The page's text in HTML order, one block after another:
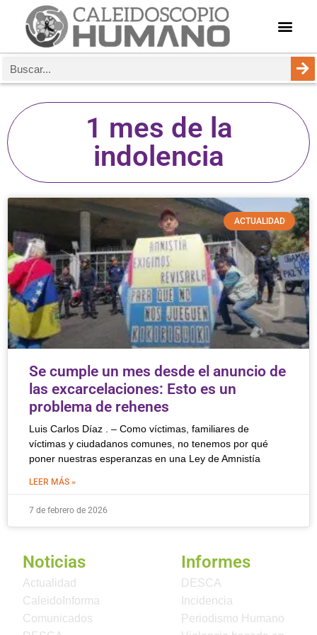
1 mes de la
indolencia
ACTUALIDAD
Se cumple un mes desde el anuncio de
las excarcelaciones: Esto es un
problema de rehenes
Luis Carlos Díaz . – Como víctimas, familiares de
víctimas y ciudadanos comunes, no tenemos por qué
poner nuestras esperanzas en una Ley de Amnistía
LEER MÁS »
7 de febrero de 2026
Noticias
Actualidad
CaleidoInforma
Comunicados
Informes
DESCA
Incidencia
Periodismo Humano